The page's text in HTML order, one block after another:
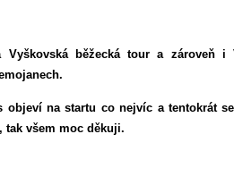
Vyškovská běžecká tour a zároveň i
objeví na startu co nejvíc a tentokrát
tak všem moc děkuji.